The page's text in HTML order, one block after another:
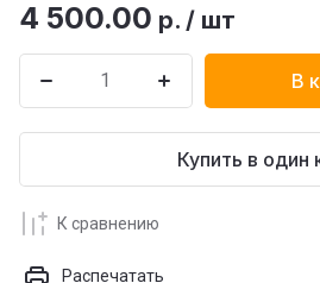
4 500.00 р. / шт
В
Купить в один
К сравнению
Распечатать